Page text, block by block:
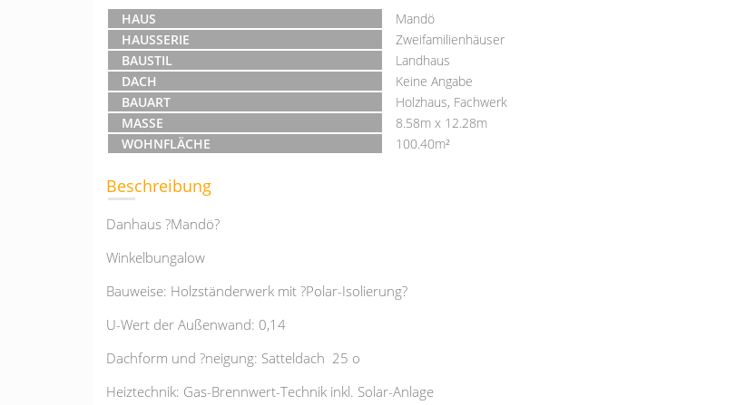
HAUS
Mandö
HAUSSERIE
Zweifamilienhäuser
BAUSTIL
Landhaus
DACH
Keine Angabe
BAUART
Holzhaus, Fachwerk
MASSE
8.58m x 12.28m
WOHNFLÄCHE
100.40m²
Beschreibung
Danhaus ?Mandö?
Winkelbungalow
Bauweise: Holzständerwerk mit ?Polar-Isolierung?
U-Wert der Außenwand: 0,14
Dachform und ?neigung: Satteldach 25 o
Heiztechnik: Gas-Brennwert-Technik inkl. Solar-Anlage